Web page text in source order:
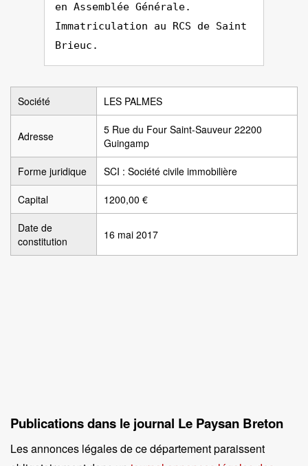
en Assemblée Générale.
Immatriculation au RCS de Saint
Brieuc.
Société LES PALMES
Adresse
5 Rue du Four Saint-Sauveur 22200
Guingamp
Forme juridique SCI : Société civile immobilière
Capital 1200,00 €
Date de
constitution
16 mai 2017
Publications dans le journal Le Paysan Breton
Les annonces légales de ce département paraissent